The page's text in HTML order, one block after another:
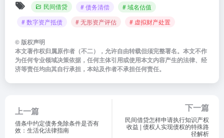
民间借贷 # 债务清偿
# 域名估值
# 数字资产抵债
# 无形资产评估 # 虚拟财产处置
©版权声明
本文著作权归属原作者（不二），允许自由转载但须完整署名。本文不作
为任何专业领域决策依据，任何主体引用或使用本文内容产生的法律、经
济等责任均由其自行承担，本站及作者不承担任何责任。
上一篇
借条中约定债务免除条件是否有
效：生活化法律指南
下一篇
民间借贷怎样申请执行知识产权
收益 | 债权人实现债权的特殊路
径解析